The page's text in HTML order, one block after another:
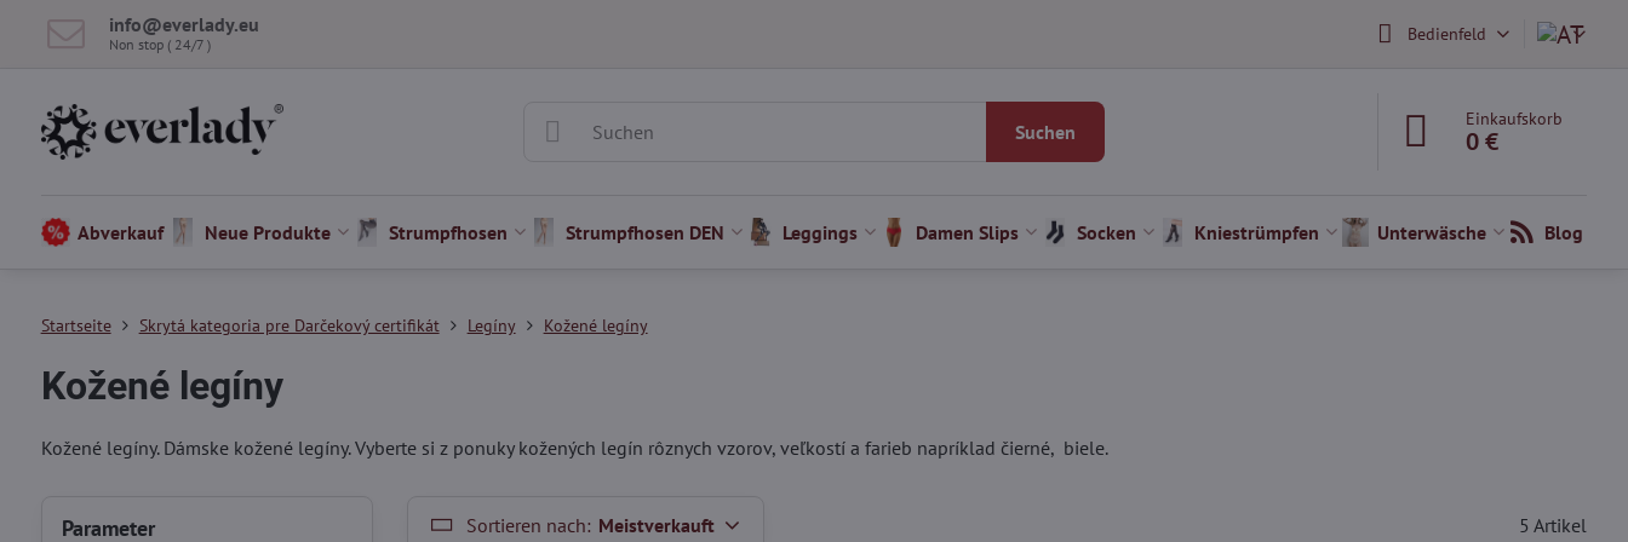
info​@everlady​.eu
Non stop ( 24/7 ) Bedienfeld
Suchen
Einkaufskorb
0 €
Abverkauf Neue Produkte Strumpfhosen Strumpfhosen DEN Leggings Damen Slips Socken Kniestrümpfen Unterwäsche Blog
Startseite Skrytá kategoria pre Darčekový certifikát Legíny Kožené legíny
Kožené legíny
Kožené legíny. Dámske kožené legíny. Vyberte si z ponuky kožených legín rôznych vzorov, veľkostí a farieb napríklad čierné, biele.
Sortieren nach: Meistverkauft 5 Artikel
Parameter